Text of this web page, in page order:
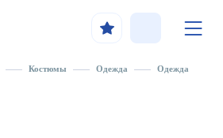
Костюмы Одежда Одежда